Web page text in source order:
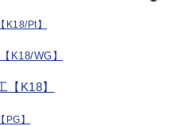
K18/Pt】
K18/WG】
【K18】
PG】